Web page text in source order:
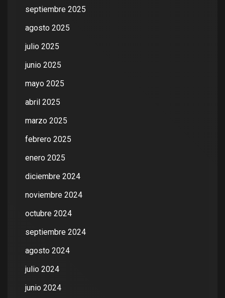
septiembre 2025
agosto 2025
julio 2025
junio 2025
mayo 2025
abril 2025
marzo 2025
febrero 2025
enero 2025
diciembre 2024
noviembre 2024
octubre 2024
septiembre 2024
agosto 2024
julio 2024
junio 2024